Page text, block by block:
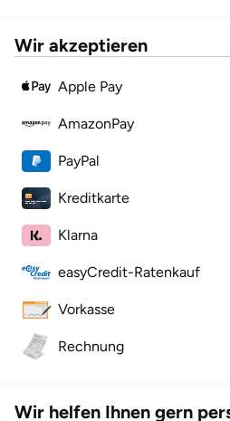
Wir akzeptieren
Apple Pay
AmazonPay
PayPal
Kreditkarte
Klarna
easyCredit-Ratenkauf
Vorkasse
Rechnung
Wir helfen Ihnen gern